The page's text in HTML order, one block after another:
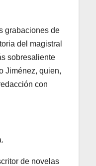
grabaciones de
del magistral
sobresaliente
Jiménez, quien,
con
de novelas